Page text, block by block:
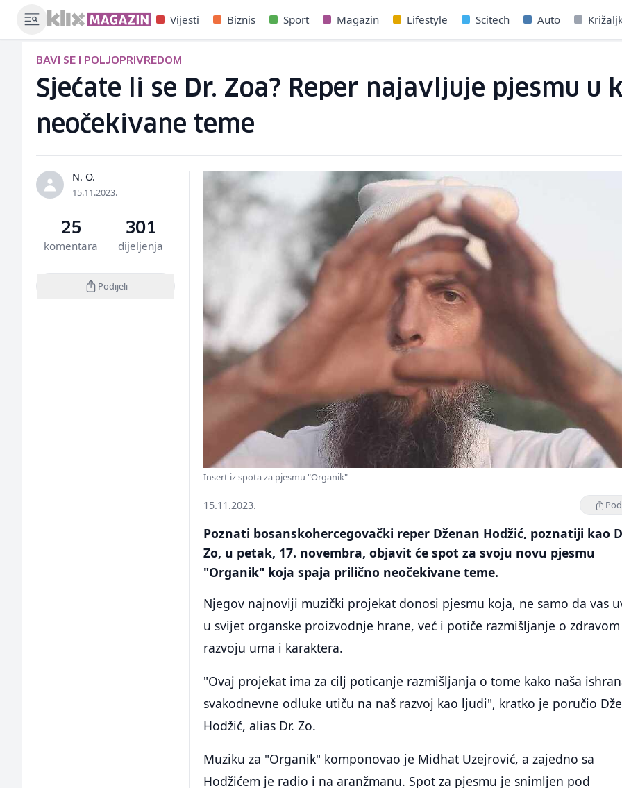
Vijesti Biznis Sport Magazin Lifestyle Scitech Auto
BAVI SE I POLJOPRIVREDOM
Sjećate li se Dr. Zoa? Reper najavljuje pjesmu
neočekivane teme
N. O.
15.11.2023.
25
komentara
301
dijeljenja
Podijeli
Insert iz spota za pjesmu "Organik"
15.11.2023.
Poznati bosanskohercegovački reper Dženan Hodžić, poznatiji kao
Zo, u petak, 17. novembra, objavit će spot za svoju novu pjesmu
"Organik" koja spaja prilično neočekivane teme.
Njegov najnoviji muzički projekat donosi pjesmu koja, ne samo da vas
u svijet organske proizvodnje hrane, već i potiče razmišljanje o zdravom
razvoju uma i karaktera.
"Ovaj projekat ima za cilj poticanje razmišljanja o tome kako naša
svakodnevne odluke utiču na naš razvoj kao ljudi", kratko je poručio
Hodžić, alias Dr. Zo.
Muziku za "Organik" komponovao je Midhat Uzejrović, a zajedno sa
Hodžićem je radio i na aranžmanu. Spot za pjesmu je snimljen pod